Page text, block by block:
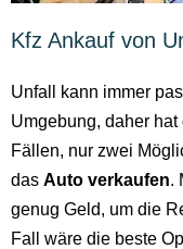
Kfz Ankauf von
Unfall kann immer
Umgebung, daher
Fällen, nur zwei
das Auto verkaufen.
genug Geld, um die
Fall wäre die beste